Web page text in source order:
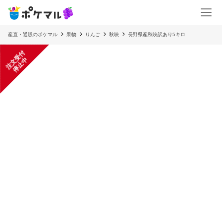
産直・通販のポケマル 果物 りんご 秋映 長野県産秋映訳あり5キロ
注
文
受
付
停
止
中